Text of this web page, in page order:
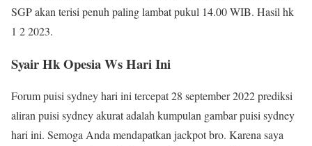
SGP akan terisi penuh paling lambat pukul 14.00 WIB. Hasil hk
1 2 2023.
Syair Hk Opesia Ws Hari Ini
Forum puisi sydney hari ini tercepat 28 september 2022 prediksi
aliran puisi sydney akurat adalah kumpulan gambar puisi sydney
hari ini. Semoga Anda mendapatkan jackpot bro. Karena saya